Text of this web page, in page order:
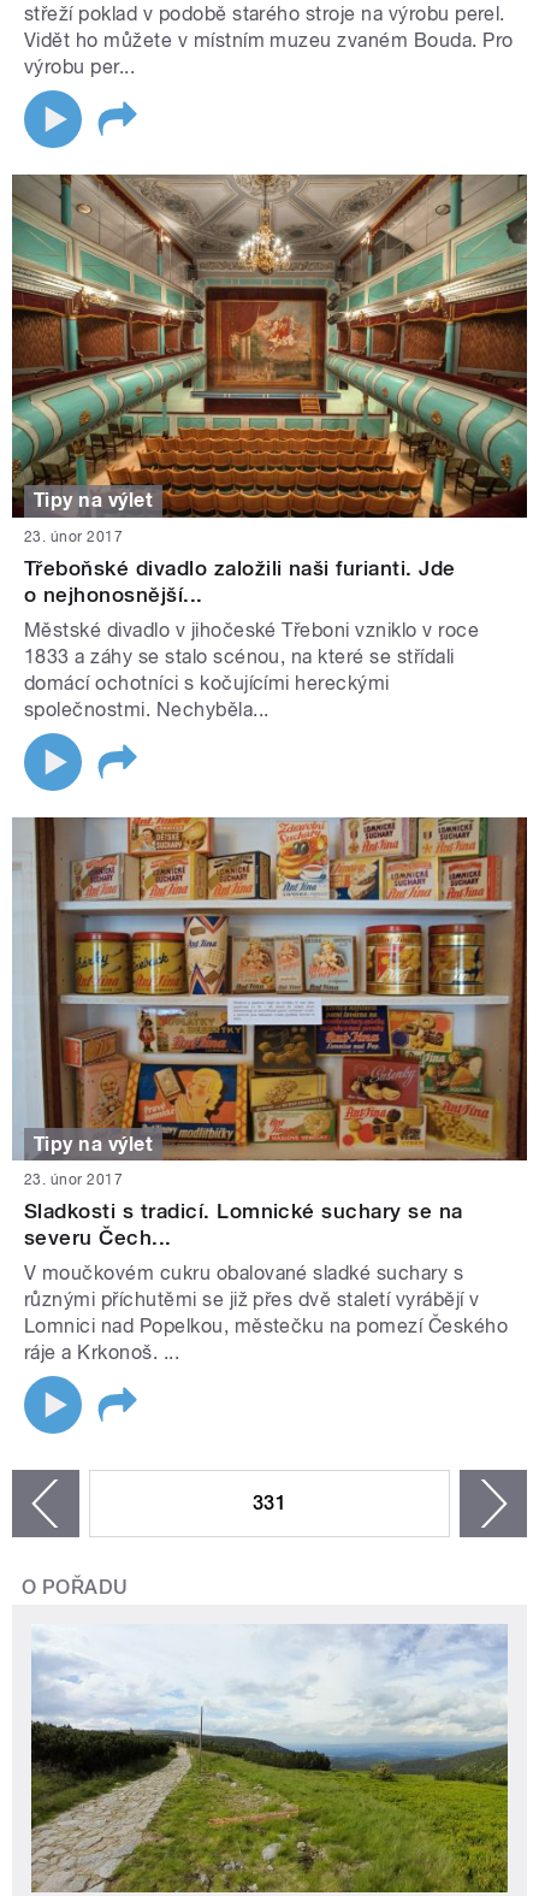
střeží poklad v podobě starého stroje na výrobu perel.
Vidět ho můžete v místním muzeu zvaném Bouda. Pro
výrobu per...
Tipy na výlet
23. únor 2017
Třeboňské divadlo založili naši furianti. Jde
o nejhonosnější...
Městské divadlo v jihočeské Třeboni vzniklo v roce
1833 a záhy se stalo scénou, na které se střídali
domácí ochotníci s kočujícími hereckými
společnostmi. Nechyběla...
Tipy na výlet
23. únor 2017
Sladkosti s tradicí. Lomnické suchary se na
severu Čech...
V moučkovém cukru obalované sladké suchary s
různými příchutěmi se již přes dvě staletí vyrábějí v
Lomnici nad Popelkou, městečku na pomezí Českého
ráje a Krkonoš. ...
331
O POŘADU